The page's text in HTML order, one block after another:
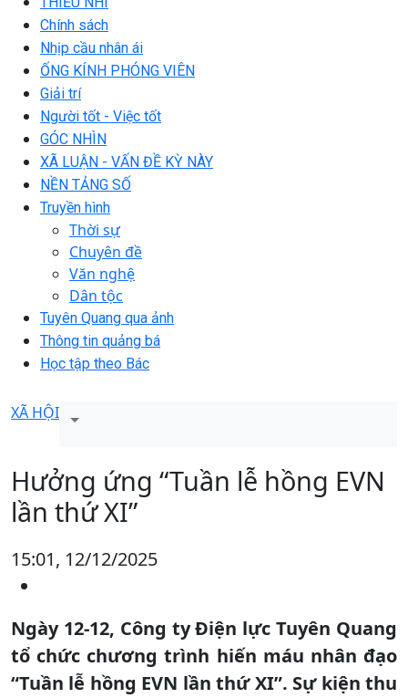
Chính sách
Nhịp cầu nhân ái
ỐNG KÍNH PHÓNG VIÊN
Giải trí
Người tốt - Việc tốt
GÓC NHÌN
XÃ LUẬN - VẤN ĐỀ KỲ NÀY
NỀN TẢNG SỐ
Truyền hình
Thời sự
Chuyên đề
Văn nghệ
Dân tộc
Tuyên Quang qua ảnh
Thông tin quảng bá
Học tập theo Bác
XÃ HỘI
Hưởng ứng “Tuần lễ hồng EVN
lần thứ XI”
15:01, 12/12/2025
Ngày 12-12, Công ty Điện lực Tuyên Quang
tổ chức chương trình hiến máu nhân đạo
“Tuần lễ hồng EVN lần thứ XI”. Sự kiện thu